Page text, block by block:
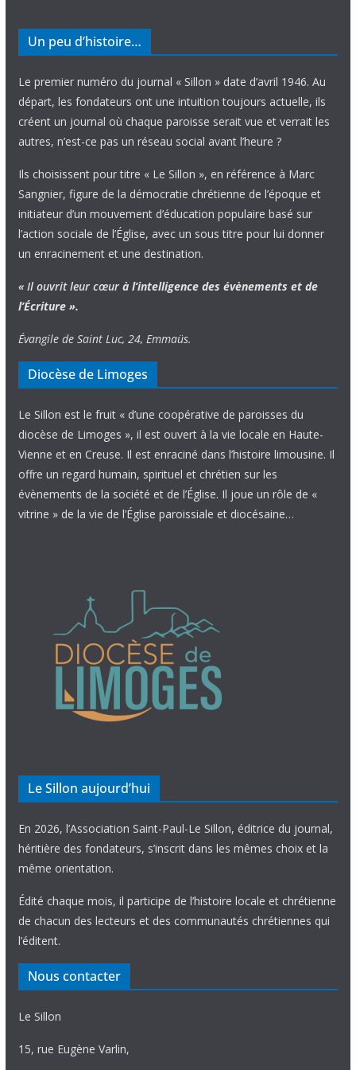
Un peu d’histoire…
Le premier numéro du journal « Sillon » date d’avril 1946. Au
départ, les fondateurs ont une intuition toujours actuelle, ils
créent un journal où chaque paroisse serait vue et verrait les
autres, n’est-ce pas un réseau social avant l’heure ?
Ils choisissent pour titre « Le Sillon », en référence à Marc
Sangnier, figure de la démocratie chrétienne de l’époque et
initiateur d’un mouvement d’éducation populaire basé sur
l’action sociale de l’Église, avec un sous titre pour lui donner
un enracinement et une destination.
« Il ouvrit leur cœur à l’intelligence des évènements et de
l’Écriture ».
Évangile de Saint Luc, 24, Emmaüs.
Diocèse de Limoges
Le Sillon est le fruit « d’une coopérative de paroisses du
diocèse de Limoges », il est ouvert à la vie locale en Haute-
Vienne et en Creuse. Il est enraciné dans l’histoire limousine. Il
offre un regard humain, spirituel et chrétien sur les
évènements de la société et de l’Église. Il joue un rôle de «
vitrine » de la vie de l’Église paroissiale et diocésaine…
Le Sillon aujourd’hui
En 2026, l’Association Saint-Paul-Le Sillon, éditrice du journal,
héritière des fondateurs, s’inscrit dans les mêmes choix et la
même orientation.
Édité chaque mois, il participe de l’histoire locale et chrétienne
de chacun des lecteurs et des communautés chrétiennes qui
l’éditent.
Nous contacter
Le Sillon
15, rue Eugène Varlin,